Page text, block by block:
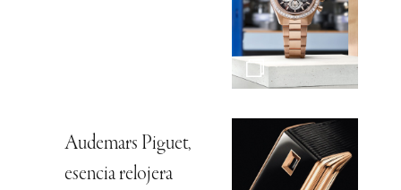
Audemars Piguet,
esencia relojera